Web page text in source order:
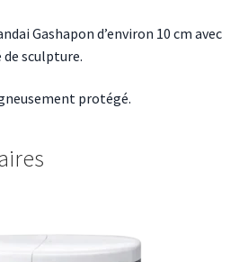
Gashapon d’environ 10 cm avec
sculpture.
protégé.